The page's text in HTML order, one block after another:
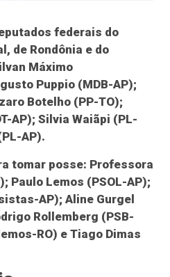
federais do
de Rondônia e do
Máximo
Puppio (MDB-AP);
Botelho (PP-TO);
AP); Silvia Waiãpi (PL-
AP).
tomar posse: Professora
Paulo Lemos (PSOL-AP);
AP); Aline Gurgel
Rollemberg (PSB-
RO) e Tiago Dimas